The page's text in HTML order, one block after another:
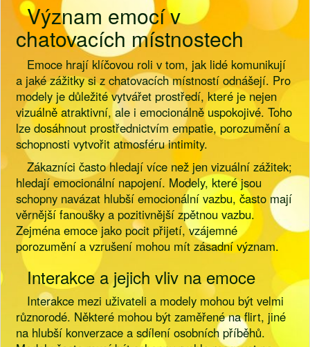
Význam emocí v
chatovacích místnostech
Emoce hrají klíčovou roli v tom, jak lidé komunikují
a jaké zážitky si z chatovacích místností odnášejí. Pro
modely je důležité vytvářet prostředí, které je nejen
vizuálně atraktivní, ale i emocionálně uspokojivé. Toho
lze dosáhnout prostřednictvím empatie, porozumění a
schopnosti vytvořit atmosféru intimity.
Zákazníci často hledají více než jen vizuální zážitek;
hledají emocionální napojení. Modely, které jsou
schopny navázat hlubší emocionální vazbu, často mají
věrnější fanoušky a pozitivnější zpětnou vazbu.
Zejména emoce jako pocit přijetí, vzájemné
porozumění a vzrušení mohou mít zásadní význam.
Interakce a jejich vliv na emoce
Interakce mezi uživateli a modely mohou být velmi
různorodé. Některé mohou být zaměřené na flirt, jiné
na hlubší konverzace a sdílení osobních příběhů.